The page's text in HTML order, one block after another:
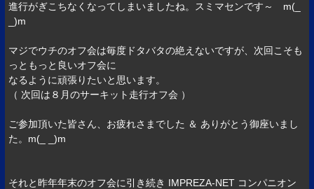
進行がぎこちなくなってしまいましたね。スミマセンです～ m(_
_)m
マジでウチのオフ会は毎度ドタバタの絶えないですが、次回こそも
っともっと良いオフ会に
なるように頑張りたいと思います。
（ 次回は８月のサーキット走行オフ会 ）
ご参加頂いた皆さん、お疲れさまでした ＆ ありがとう御座いまし
た。m(_ _)m
それと昨年年末のオフ会に引き続き IMPREZA-NET コンパニオン